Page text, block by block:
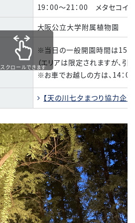
19：00～21：00 メタセコイ
大阪公立大学附属植物園
※当日の一般開園時間は15：
（エリアは限定されますが、引
※お車でお越しの方は、14：
【天の川七夕まつり協力企
スクロールできます